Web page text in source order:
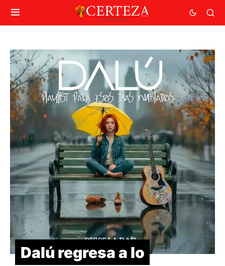
Dalú regresa a lo